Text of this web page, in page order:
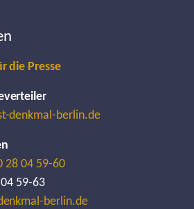
die Presse
denkmal-berlin.de
28 04 59-60
59-63
berlin.de